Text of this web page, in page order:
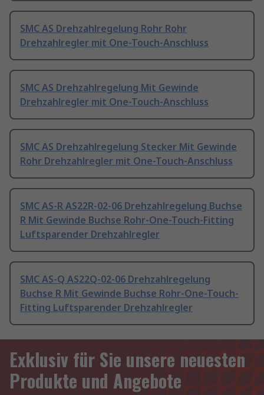
SMC AS Drehzahlregelung Rohr Rohr
Drehzahlregler mit One-Touch-Anschluss
SMC AS Drehzahlregelung Mit Gewinde
Drehzahlregler mit One-Touch-Anschluss
SMC AS Drehzahlregelung Stecker Mit Gewinde
Rohr Drehzahlregler mit One-Touch-Anschluss
SMC AS-R AS22R-02-06 Drehzahlregelung Buchse
R Mit Gewinde Buchse Rohr-One-Touch-Fitting
Luftsparender Drehzahlregler
SMC AS-Q AS22Q-02-06 Drehzahlregelung
Buchse R Mit Gewinde Buchse Rohr-One-Touch-
Fitting Luftsparender Drehzahlregler
Exklusiv für Sie unsere neuesten
Produkte und Angebote